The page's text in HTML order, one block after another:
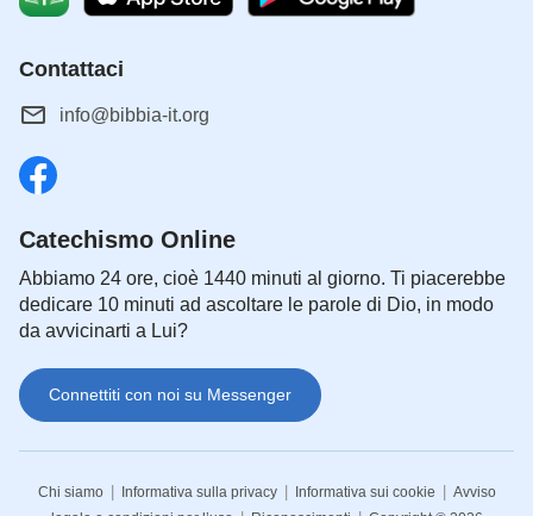
Contattaci
info@bibbia-it.org
Catechismo Online
Abbiamo 24 ore, cioè 1440 minuti al giorno. Ti piacerebbe
dedicare 10 minuti ad ascoltare le parole di Dio, in modo
da avvicinarti a Lui?
Connettiti con noi su Messenger
Chi siamo | Informativa sulla privacy | Informativa sui cookie | Avviso